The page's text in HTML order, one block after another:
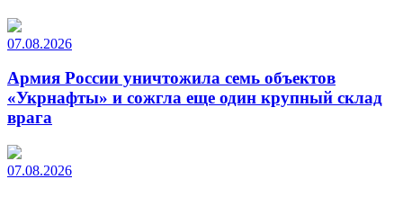
07.08.2026
Армия России уничтожила семь объектов
«Укрнафты» и сожгла еще один крупный склад
врага
07.08.2026